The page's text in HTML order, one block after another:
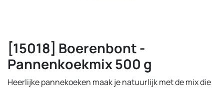
[15018] Boerenbont -
Pannenkoekmix 500 g
Heerlijke pannekoeken maak je natuurlijk met de mix die